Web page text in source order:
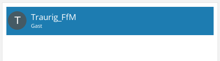
T Traurig_FfM
Gast